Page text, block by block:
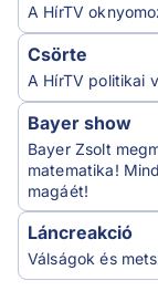
A HírTV
Csörte
A HírTV politikai
Bayer show
Bayer Zsolt
matematika!
magáét!
Láncreakció
Válságok és